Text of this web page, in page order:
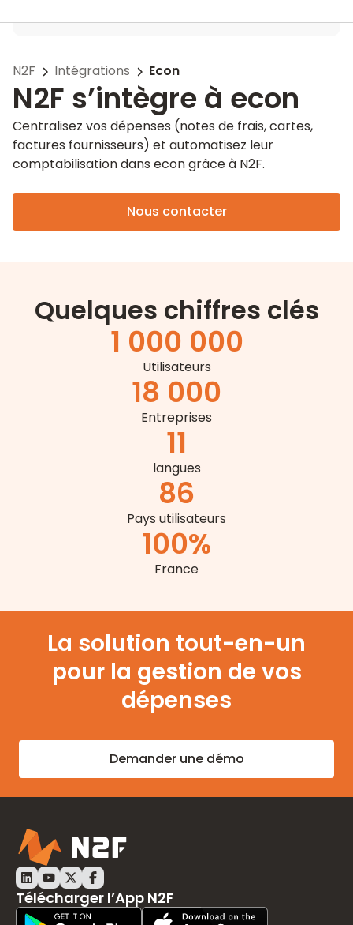
N2F Intégrations Econ
N2F s’intègre à econ
Centralisez vos dépenses (notes de frais, cartes,
factures fournisseurs) et automatisez leur
comptabilisation dans econ grâce à N2F.
Nous contacter
Quelques chiffres clés
1 000 000
Utilisateurs
18 000
Entreprises
11
langues
86
Pays utilisateurs
100%
France
La solution tout-en-un
pour la gestion de vos
dépenses
Demander une démo
LinkedIn N2F
Youtube N2F
Twitter N2F
Facebook N2F
Télécharger l’App N2F
Play Store DownloadApp Store Download